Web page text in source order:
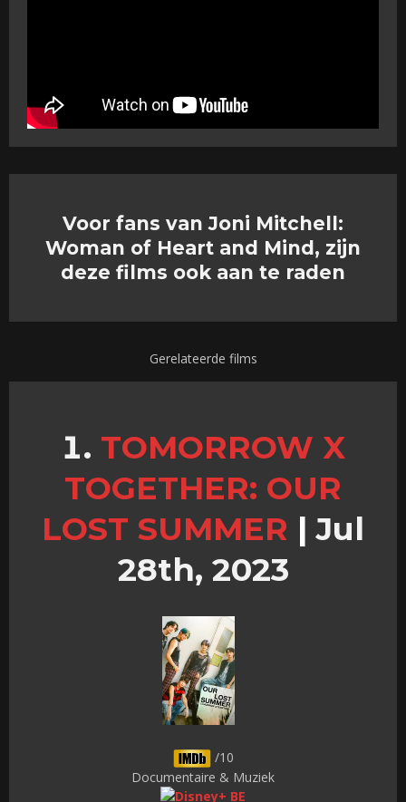
Voor fans van Joni Mitchell:
Woman of Heart and Mind, zijn
deze films ook aan te raden
Gerelateerde films
TOMORROW X
TOGETHER: OUR
LOST SUMMER | Jul
28th, 2023
/10
Documentaire & Muziek